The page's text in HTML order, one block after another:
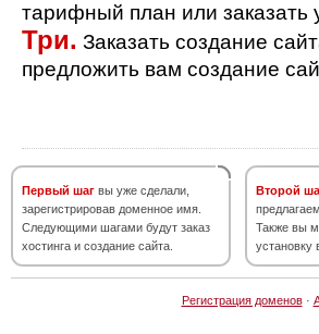
тарифный план или заказать
Три. Заказать создание
предложить вам создание
Первый шаг вы уже сделали,
зарегистрировав доменное имя.
Следующими шагами будут заказ
хостинга и создание сайта.
Второй
Также вы
установку
Регистрация доменов·